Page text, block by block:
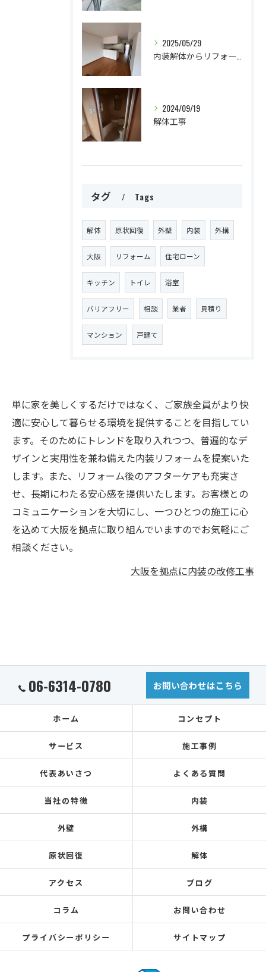
2025/05/29
2024/09/19
解体工事
タグ Tags
解体 原状回復 外壁 内装 外構
大阪 リフォーム 住宅ローン
キッチン トイレ 浴室
バリアフリー 相談 業者 見積り
マンション 戸建て
単に家を美しくするだけではなく、ご家族全員がより快
適に安心して暮らせる環境を提供することを目指してい
ます。そのためにトレンドを取り入れつつ、普遍的なデ
ザインと実用性を兼ね備えた内装リフォームを提案いた
します。また、リフォーム後のアフターケアも充実さ
せ、長期にわたる安心感を提供いたします。お客様との
コミュニケーションを大切にし、一つひとつの施工に心
を込めて大阪を拠点に取り組んでいますのでお気軽にご
相談ください。
大阪を拠点に内装の改修工事
06-6314-0780 お問い合わせはこちら
ホーム コンセプト
サービス 施工事例
代表あいさつ よくある質問
当社の特徴 内装
外壁 外構
原状回復 解体
アクセス ブログ
コラム お問い合わせ
プライバシーポリシー サイトマップ